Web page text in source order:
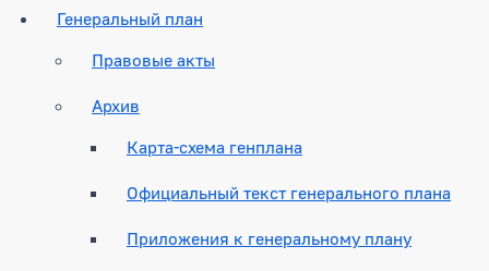
Генеральный план
Правовые акты
Архив
Карта-схема генплана
Официальный текст генерального плана
Приложения к генеральному плану